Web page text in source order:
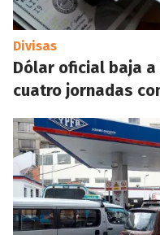
Divisas
Dólar oficial baja a
cuatro jornadas